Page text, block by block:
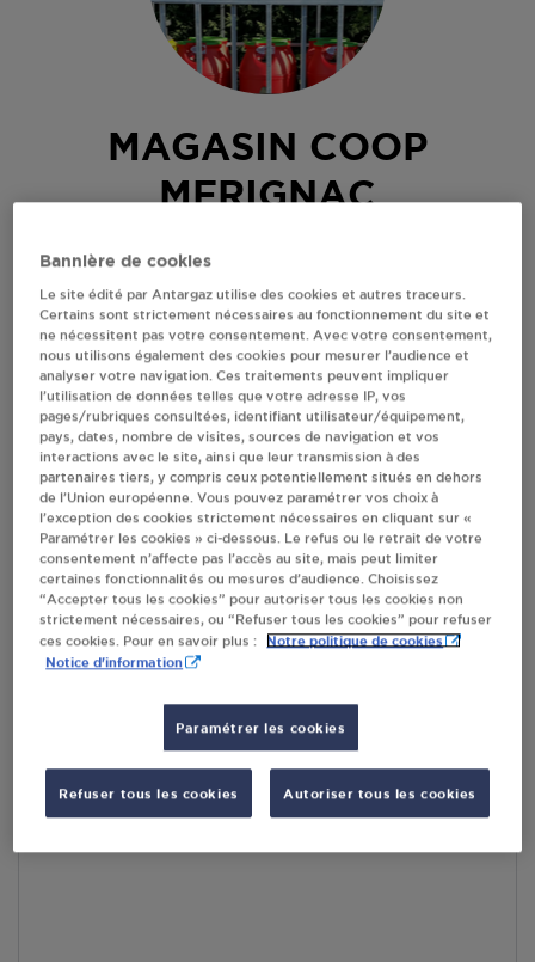
MAGASIN COOP
MERIGNAC
GUILAINE ET JOEL LOVITON
16200MERIGNAC
Revendeur de bouteilles de gaz
S'Y RENDRE
AFFICHER LE TÉLÉPHONE
RECEVOIR LES COORDONNÉES DU REVENDEUR
En cliquant sur « S’y rendre », j’autorise le traitement
d’informations (dont mon adresse IP) et leur transfert hors UE
par Google Maps afin d’afficher la carte.
En savoir plus
Accès
Bannière de cookies
Le site édité par Antargaz utilise des cookies et autres traceurs.
Certains sont strictement nécessaires au fonctionnement du site et
ne nécessitent pas votre consentement. Avec votre consentement,
nous utilisons également des cookies pour mesurer l’audience et
analyser votre navigation. Ces traitements peuvent impliquer
l’utilisation de données telles que votre adresse IP, vos
pages/rubriques consultées, identifiant utilisateur/équipement,
pays, dates, nombre de visites, sources de navigation et vos
interactions avec le site, ainsi que leur transmission à des
partenaires tiers, y compris ceux potentiellement situés en dehors
de l’Union européenne. Vous pouvez paramétrer vos choix à
l’exception des cookies strictement nécessaires en cliquant sur «
Paramétrer les cookies » ci-dessous. Le refus ou le retrait de votre
consentement n’affecte pas l’accès au site, mais peut limiter
certaines fonctionnalités ou mesures d’audience. Choisissez
“Accepter tous les cookies” pour autoriser tous les cookies non
strictement nécessaires, ou “Refuser tous les cookies” pour refuser
ces cookies. Pour en savoir plus :
Notre politique de cookies
Notice d'information
Paramétrer les cookies
Refuser tous les cookies Autoriser tous les cookies